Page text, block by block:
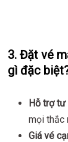
3. Đặt vé
gì đặc
Hỗ trợ
mọi thắc
Giá vé